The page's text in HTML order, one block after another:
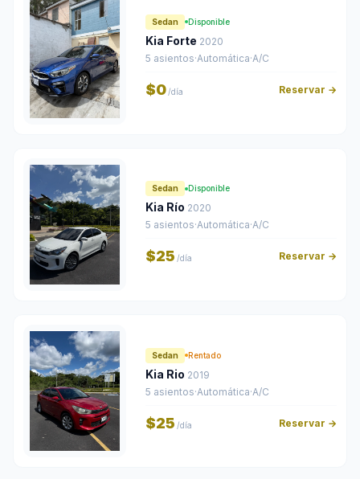
Sedan Disponible
Kia Forte 2020
5 asientos·Automática·A/C
$0 /día Reservar →
Sedan Disponible
Kia Río 2020
5 asientos·Automática·A/C
$25 /día Reservar →
Sedan Rentado
Kia Rio 2019
5 asientos·Automática·A/C
$25 /día Reservar →